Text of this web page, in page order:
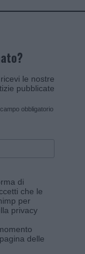
le nostre
pubblicate
campo obbligatorio
di
che le
per
privacy
delle